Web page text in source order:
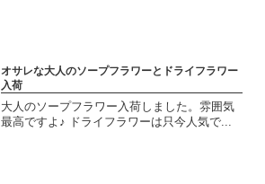
オサレな大人のソープフラワーとドライフラワー
入荷
大人のソープフラワー入荷しました。雰囲気
最高ですよ♪ ドライフラワーは只今人気で...